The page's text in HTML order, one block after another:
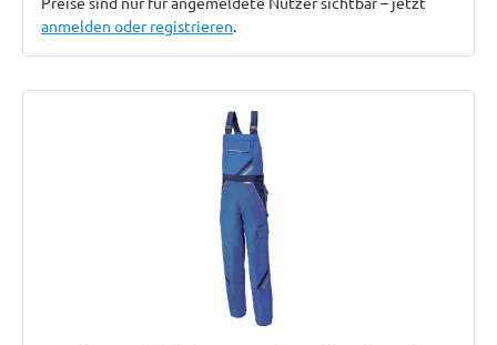
anmelden oder registrieren.